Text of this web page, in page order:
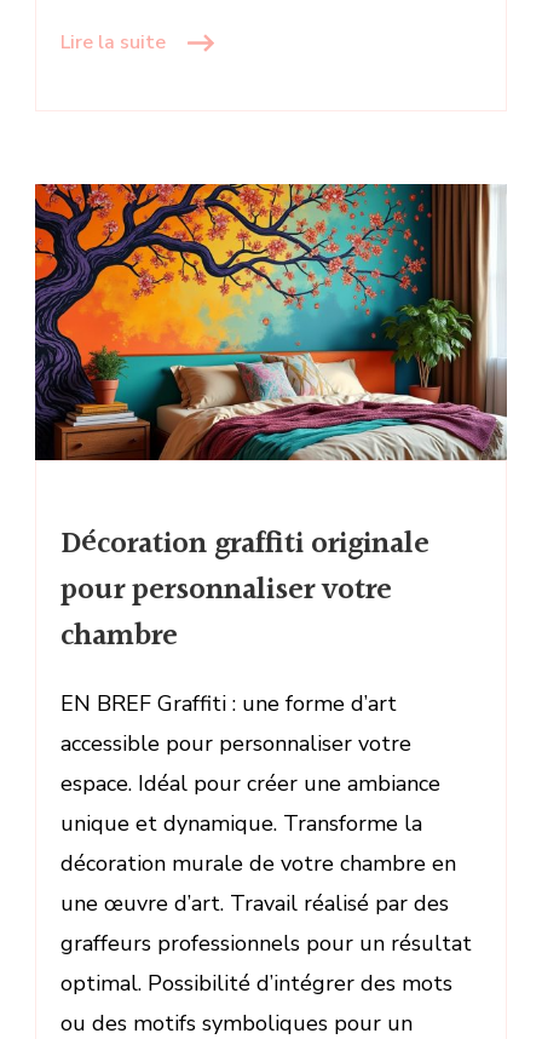
Lire la suite
Décoration graffiti originale
pour personnaliser votre
chambre
EN BREF Graffiti : une forme d’art
accessible pour personnaliser votre
espace. Idéal pour créer une ambiance
unique et dynamique. Transforme la
décoration murale de votre chambre en
une œuvre d’art. Travail réalisé par des
graffeurs professionnels pour un résultat
optimal. Possibilité d’intégrer des mots
ou des motifs symboliques pour un